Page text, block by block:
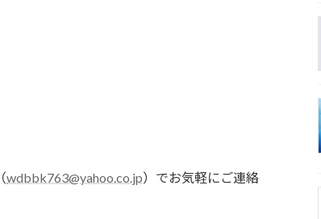
（wdbbk763@yahoo.co.jp）でお気軽にご連絡